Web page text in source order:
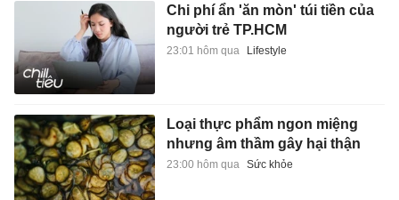
Chi phí ẩn 'ăn mòn' túi tiền của
người trẻ TP.HCM
23:01 hôm qua Lifestyle
Loại thực phẩm ngon miệng
nhưng âm thầm gây hại thận
23:00 hôm qua Sức khỏe